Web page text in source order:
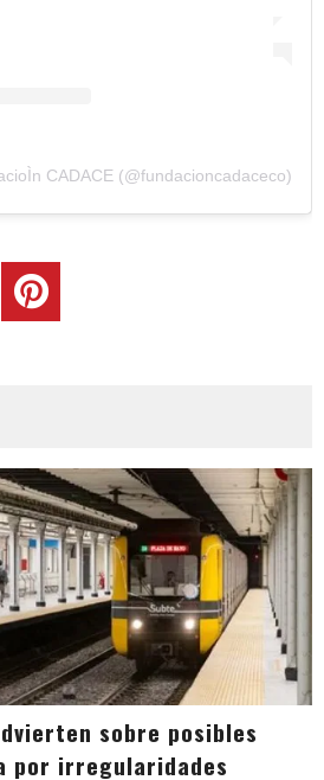
CADACE (@fundacioncadaceco)
sobre posibles
por irregularidades